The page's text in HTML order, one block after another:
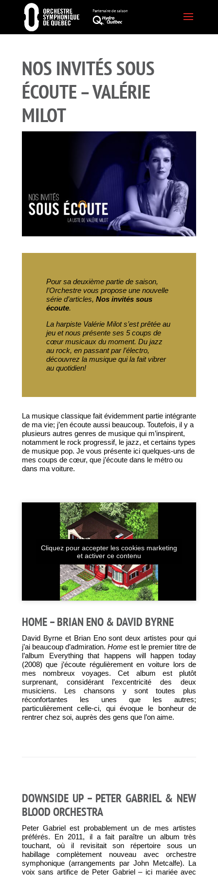
NOS INVITÉS SOUS
ÉCOUTE – VALÉRIE
MILOT
Pour sa deuxième partie de saison,
l’Orchestre vous propose une nouvelle
série d’articles, Nos invités sous
écoute.
La harpiste Valérie Milot s’est prêtée au
jeu et nous présente ses 5 coups de
cœur musicaux du moment. Du jazz
au rock, en passant par l’électro,
découvrez la musique qui la fait vibrer
au quotidien!
La musique classique fait évidemment partie intégrante
de ma vie; j’en écoute aussi beaucoup. Toutefois, il y a
plusieurs autres genres de musique qui m’inspirent,
notamment le rock progressif, le jazz, et certains types
de musique pop. Je vous présente ici quelques-uns de
mes coups de cœur, que j’écoute dans le métro ou
dans ma voiture.
Cliquez pour accepter les cookies marketing
et activer ce contenu
HOME – BRIAN ENO & DAVID BYRNE
David Byrne et Brian Eno sont deux artistes pour qui
j’ai beaucoup d’admiration.Home est le premier titre de
l’album Everything that happens will happen today
(2008) que j’écoute régulièrement en voiture lors de
mes nombreux voyages. Cet album est plutôt
surprenant, considérant l’excentricité des deux
musiciens. Les chansons y sont toutes plus
réconfortantes les unes que les autres;
particulièrement celle-ci, qui évoque le bonheur de
rentrer chez soi, auprès des gens que l’on aime.
DOWNSIDE UP – PETER GABRIEL & NEW
BLOOD ORCHESTRA
Peter Gabriel est probablement un de mes artistes
préférés. En 2011, il a fait paraître un album très
touchant, où il revisitait son répertoire sous un
habillage complètement nouveau avec orchestre
symphonique (arrangements par John Metcalfe). La
voix sans artifice de Peter Gabriel – ici mariée avec